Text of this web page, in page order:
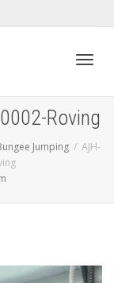
Roving
Jumping
AJH-